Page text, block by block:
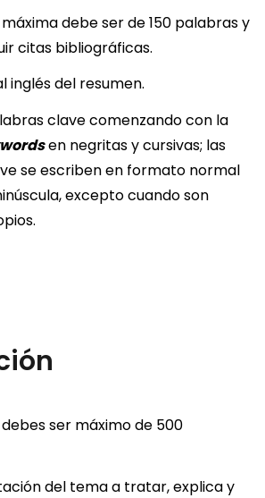
debe ser de 150 palabras y
citas bibliográficas.
inglés del resumen.
clave comenzando con la
en negritas y cursivas; las
se escriben en formato normal
excepto cuando son
ser máximo de 500
del tema a tratar, explica y